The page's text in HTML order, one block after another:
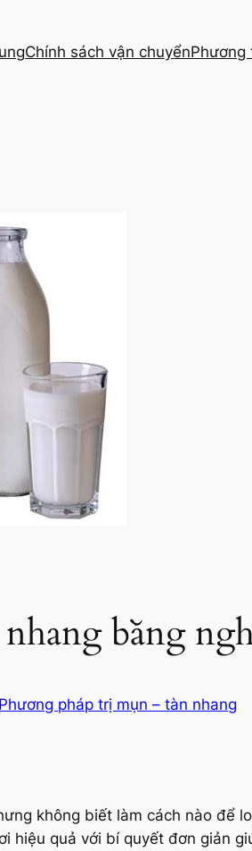
Chính sách vận chuyểnPhương
bằng
Phương pháp trị mụn – tàn nhang
không biết làm cách nào để
hiệu quả với bí quyết đơn giản